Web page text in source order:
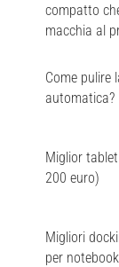
compatto
macchia al
Come pulire
automatica?
Miglior
200 euro)
Migliori
per